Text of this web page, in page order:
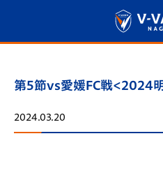
第5節vs愛媛FC戦<2024
2024.03.20